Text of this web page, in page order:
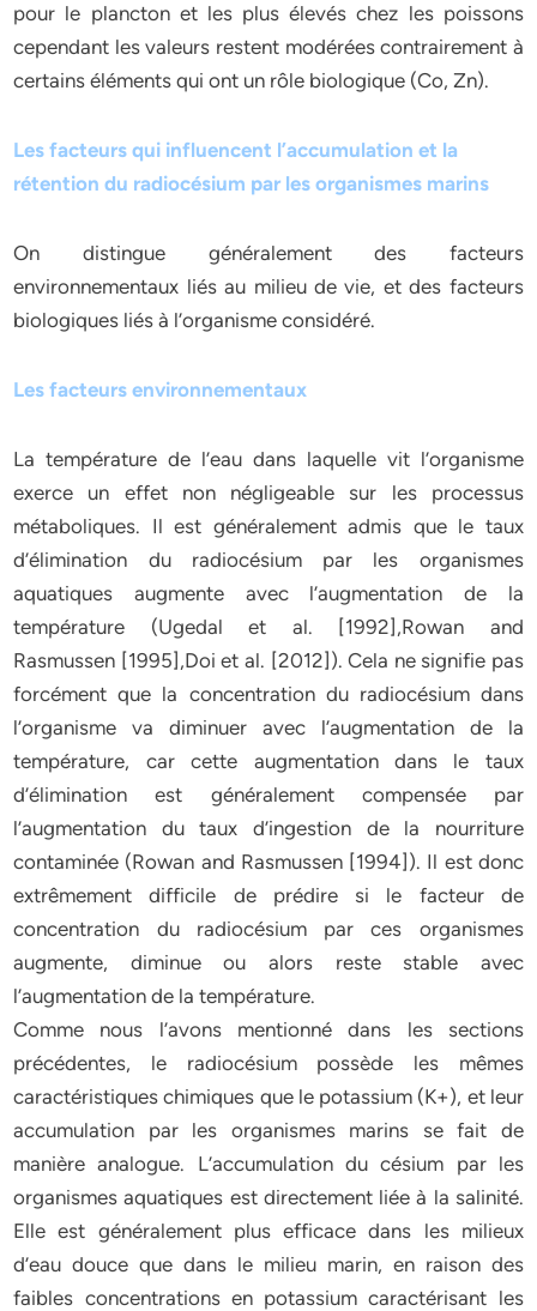
pour le plancton et les plus élevés chez les poissons
cependant les valeurs restent modérées contrairement à
certains éléments qui ont un rôle biologique (Co, Zn).
Les facteurs qui influencent l’accumulation et la
rétention du radiocésium par les organismes marins
On distingue généralement des facteurs
environnementaux liés au milieu de vie, et des facteurs
biologiques liés à l’organisme considéré.
Les facteurs environnementaux
La température de l’eau dans laquelle vit l’organisme
exerce un effet non négligeable sur les processus
métaboliques. Il est généralement admis que le taux
d’élimination du radiocésium par les organismes
aquatiques augmente avec l’augmentation de la
température (Ugedal et al. [1992],Rowan and
Rasmussen [1995],Doi et al. [2012]). Cela ne signifie pas
forcément que la concentration du radiocésium dans
l’organisme va diminuer avec l’augmentation de la
température, car cette augmentation dans le taux
d’élimination est généralement compensée par
l’augmentation du taux d’ingestion de la nourriture
contaminée (Rowan and Rasmussen [1994]). Il est donc
extrêmement difficile de prédire si le facteur de
concentration du radiocésium par ces organismes
augmente, diminue ou alors reste stable avec
l’augmentation de la température.
Comme nous l’avons mentionné dans les sections
précédentes, le radiocésium possède les mêmes
caractéristiques chimiques que le potassium (K+), et leur
accumulation par les organismes marins se fait de
manière analogue. L’accumulation du césium par les
organismes aquatiques est directement liée à la salinité.
Elle est généralement plus efficace dans les milieux
d’eau douce que dans le milieu marin, en raison des
faibles concentrations en potassium caractérisant les